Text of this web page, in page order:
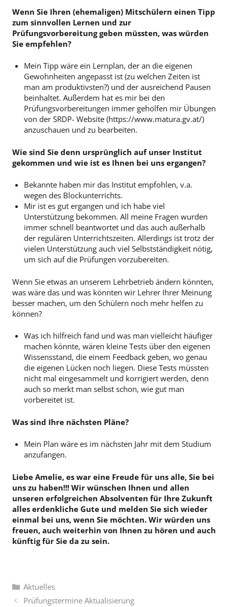
Wenn Sie Ihren (ehemaligen) Mitschülern einen Tipp
zum sinnvollen Lernen und zur
Prüfungsvorbereitung geben müssten, was würden
Sie empfehlen?
Mein Tipp wäre ein Lernplan, der an die eigenen
Gewohnheiten angepasst ist (zu welchen Zeiten ist
man am produktivsten?) und der ausreichend Pausen
beinhaltet. Außerdem hat es mir bei den
Prüfungsvorbereitungen immer geholfen mir Übungen
von der SRDP- Website (https://www.matura.gv.at/)
anzuschauen und zu bearbeiten.
Wie sind Sie denn ursprünglich auf unser Institut
gekommen und wie ist es Ihnen bei uns ergangen?
Bekannte haben mir das Institut empfohlen, v.a.
wegen des Blockunterrichts.
Mir ist es gut ergangen und ich habe viel
Unterstützung bekommen. All meine Fragen wurden
immer schnell beantwortet und das auch außerhalb
der regulären Unterrichtszeiten. Allerdings ist trotz der
vielen Unterstützung auch viel Selbstständigkeit nötig,
um sich auf die Prüfungen vorzubereiten.
Wenn Sie etwas an unserem Lehrbetrieb ändern könnten,
was wäre das und was könnten wir Lehrer Ihrer Meinung
besser machen, um den Schülern noch mehr helfen zu
können?
Was ich hilfreich fand und was man vielleicht häufiger
machen könnte, wären kleine Tests über den eigenen
Wissensstand, die einem Feedback geben, wo genau
die eigenen Lücken noch liegen. Diese Tests müssten
nicht mal eingesammelt und korrigiert werden, denn
auch so merkt man selbst schon, wie gut man
vorbereitet ist.
Was sind Ihre nächsten Pläne?
Mein Plan wäre es im nächsten Jahr mit dem Studium
anzufangen.
Liebe Amelie, es war eine Freude für uns alle, Sie bei
uns zu haben!!! Wir wünschen Ihnen und allen
unseren erfolgreichen Absolventen für Ihre Zukunft
alles erdenkliche Gute und melden Sie sich wieder
einmal bei uns, wenn Sie möchten. Wir würden uns
freuen, auch weiterhin von Ihnen zu hören und auch
künftig für Sie da zu sein.
Kategorien
Aktuelles
Prüfungstermine Aktualisierung